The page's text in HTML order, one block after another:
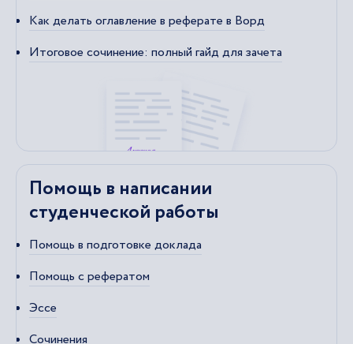
Как делать оглавление в реферате в Ворд
Итоговое сочинение: полный гайд для зачета
Помощь в написании
студенческой работы
Помощь в подготовке доклада
Помощь с рефератом
Эссе
Сочинения